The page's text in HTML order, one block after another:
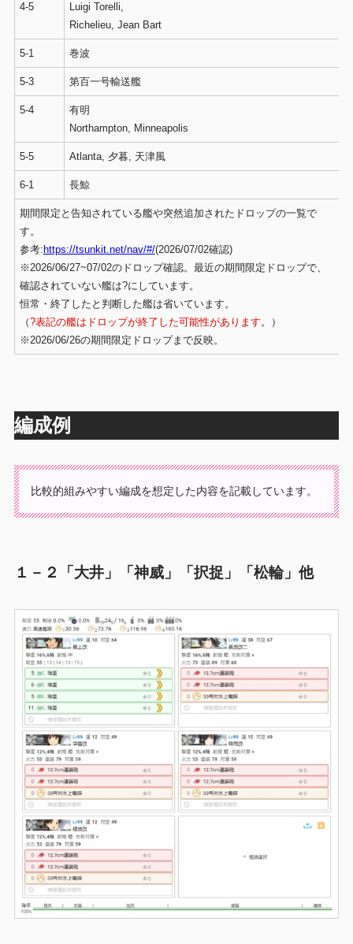
4-5
Luigi Torelli,
Richelieu, Jean Bart
5-1 巻波
5-3 第百一号輸送艦
5-4
有明
Northampton, Minneapolis
5-5 Atlanta, 夕暮, 天津風
6-1 長鯨
期間限定と告知されている艦や突然追加されたドロップの一覧で
す。
参考:https://tsunkit.net/nav/#/(2026/07/02確認)
※2026/06/27~07/02のドロップ確認。最近の期間限定ドロップで、
確認されていない艦は?にしています。
恒常・終了したと判断した艦は省いています。
（?表記の艦はドロップが終了した可能性があります 。）
※2026/06/26の期間限定ドロップまで反映。
編成例
比較的組みやすい編成を想定した内容を記載しています。
１－２「大井」「神威」「択捉」「松輪」他